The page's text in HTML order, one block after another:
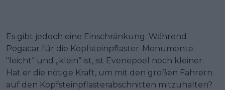
Es gibt jedoch eine Einschränkung. Während
Pogacar für die Kopfsteinpflaster-Monumente
"leicht“ und „klein“ ist, ist Evenepoel noch kleiner.
Hat er die nötige Kraft, um mit den großen Fahrern
auf den Kopfsteinpflasterabschnitten mitzuhalten?